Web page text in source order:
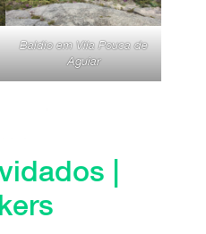
Baldio em Vila Pouca de
Aguiar
|